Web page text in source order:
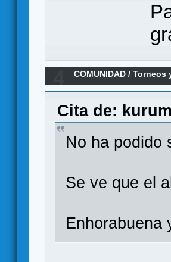
COMUNIDAD /Torneos
comiencen los
Cita de:
No ha podido
Se ve que el
Enhorabuena